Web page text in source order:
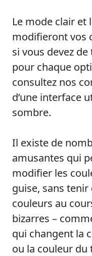
Le mode clair et
modifieront vos
si vous devez
pour chaque
consultez nos
d’une interface
sombre.
Il existe de
amusantes qui
modifier les
guise, sans
couleurs au
bizarres –
qui changent la
ou la couleur du